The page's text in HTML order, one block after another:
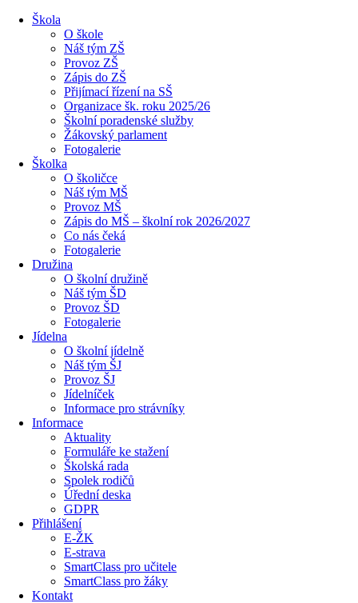
Škola
O škole
Náš tým ZŠ
Provoz ZŠ
Zápis do ZŠ
Přijímací řízení na SŠ
Organizace šk. roku 2025/26
Školní poradenské služby
Žákovský parlament
Fotogalerie
Školka
O školičce
Náš tým MŠ
Provoz MŠ
Zápis do MŠ – školní rok 2026/2027
Co nás čeká
Fotogalerie
Družina
O školní družině
Náš tým ŠD
Provoz ŠD
Fotogalerie
Jídelna
O školní jídelně
Náš tým ŠJ
Provoz ŠJ
Jídelníček
Informace pro strávníky
Informace
Aktuality
Formuláře ke stažení
Školská rada
Spolek rodičů
Úřední deska
GDPR
Přihlášení
E-ŽK
E-strava
SmartClass pro učitele
SmartClass pro žáky
Kontakt